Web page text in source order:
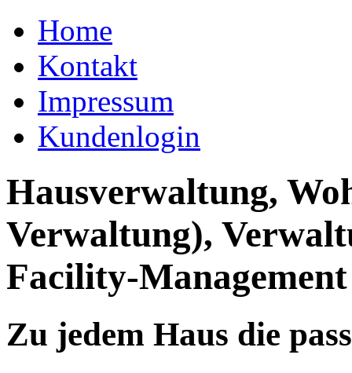
Home
Kontakt
Impressum
Kundenlogin
Hausverwaltung,
Verwaltung),
Facility-Management
Zu jedem Haus die